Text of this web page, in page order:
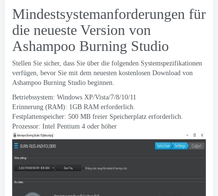
Mindestsystemanforderungen für
die neueste Version von
Ashampoo Burning Studio
Stellen Sie sicher, dass Sie über die folgenden Systemspezifikationen
verfügen, bevor Sie mit dem neuesten kostenlosen Download von
Ashampoo Burning Studio beginnen.
Betriebssystem: Windows XP/Vista/7/8/10/11
Erinnerung (RAM): 1GB RAM erforderlich.
Festplattenspeicher: 500 MB freier Speicherplatz erforderlich.
Prozessor: Intel Pentium 4 oder höher